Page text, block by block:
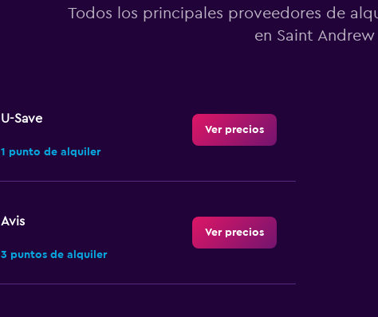
Todos los principales proveedores de
en Saint Andrew
U-Save
1 punto de alquiler
Ver precios
Avis
3 puntos de alquiler
Ver precios